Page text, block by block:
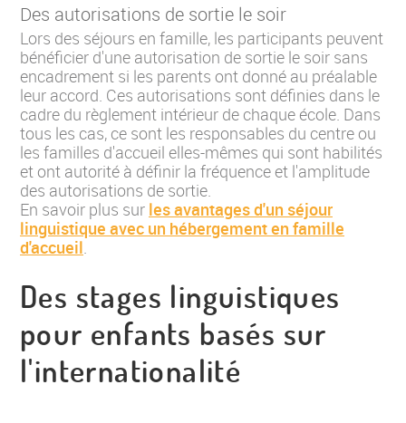
Des autorisations de sortie le soir
Lors des séjours en famille, les participants peuvent
bénéficier d'une autorisation de sortie le soir sans
encadrement si les parents ont donné au préalable
leur accord. Ces autorisations sont définies dans le
cadre du règlement intérieur de chaque école. Dans
tous les cas, ce sont les responsables du centre ou
les familles d'accueil elles-mêmes qui sont habilités
et ont autorité à définir la fréquence et l'amplitude
des autorisations de sortie.
En savoir plus sur les avantages d'un séjour
linguistique avec un hébergement en famille
d'accueil
Des stages linguistiques
pour enfants basés sur
l'internationalité